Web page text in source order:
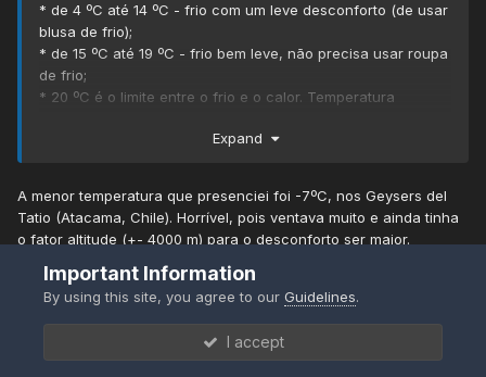
* de 4 ºC até 14 ºC - frio com um leve desconforto (de usar
blusa de frio);
* de 15 ºC até 19 ºC - frio bem leve, não precisa usar roupa
de frio;
* 20 ºC é o limite entre o frio e o calor. Temperatura
* de 21 ºC a 24 ºC - perfeito para passear ao ar livre, andar
ficar em casa no ar-condicionado;
* 30 ºC a 38 ºC - Calor desconfortável (nunca peguei mais
de 38 ºC).
Expand
A menor temperatura que presenciei foi -7ºC, nos Geysers del
Tatio (Atacama, Chile). Horrível, pois ventava muito e ainda tinha
o fator altitude (+- 4000 m) para o desconforto ser maior.
Já a maior temperatura foi aqui em Santos mesmo, 42ºC naquele
tenebroso 2015.
Hoje, o dia começou quente com minima de 20,1ºC em Santos
Important Information
By using this site, you agree to ourGuidelines.
I accept